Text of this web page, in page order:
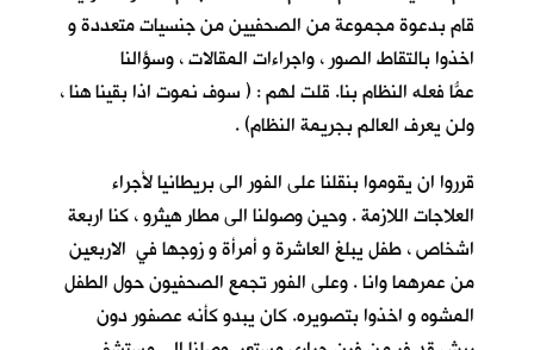
قام بدعوة مجموعة من الصحفيين من جنسيات متعددة و
اخذوا بالتقاط الصور ، واجراءات المقالات ، وسؤالنا
عمّا فعله النظام بنا. قلت ُلهم : ( سوف نموت اذا بقينا هنا ،
ولن يعرف العالم بجريمة النظام) .
قرروا ان يقوموا بنقلنا على الفور الى بريطانيا لأجراء
العلاجات اللازمة . وحين وصولنا الى مطار هيثرو ، كنا اربعة
اشخاص ، طفل يبلغ العاشرة و أمرأة و زوجها في الاربعين
من عمرهما وانا . وعلى الفور تجمع الصحفيون حول الطفل
المشوه و اخذوا بتصويره. كان يبدو كأنه عصفور دون